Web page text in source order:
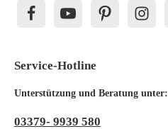
Service-Hotline
Unterstützung und Beratung unter:
03379- 9939 580